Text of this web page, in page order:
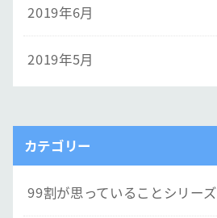
2019年6月
2019年5月
カテゴリー
99割が思っていることシリーズ